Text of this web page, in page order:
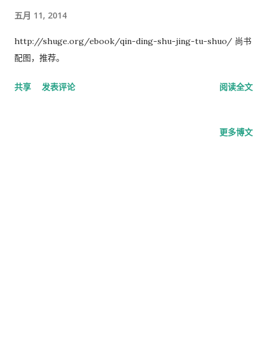
五月 11, 2014
http://shuge.org/ebook/qin-ding-shu-jing-tu-shuo/ 尚书
配图，推荐。
共享 发表评论 阅读全文
更多博文